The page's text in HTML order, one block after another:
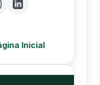
Inicial